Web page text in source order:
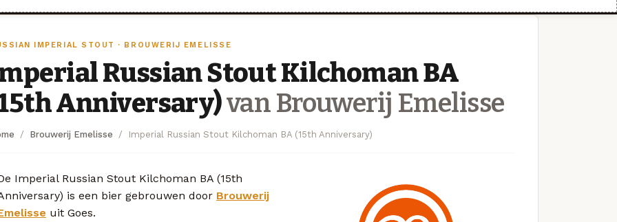
IMPERIAL STOUT · BROUWERIJ EMELISSE
Russian Stout Kilchoman BA
Anniversary)van Brouwerij Emelisse
Brouwerij Emelisse Imperial Russian Stout Kilchoman BA (15th Anniversary)
Imperial Russian Stout Kilchoman BA (15th
is een bier gebrouwen door Brouwerij
uit Goes.